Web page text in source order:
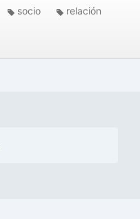
socio relación